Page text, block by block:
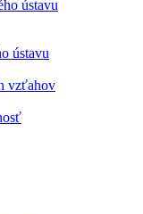
ústavu
ústavu
vzťahov